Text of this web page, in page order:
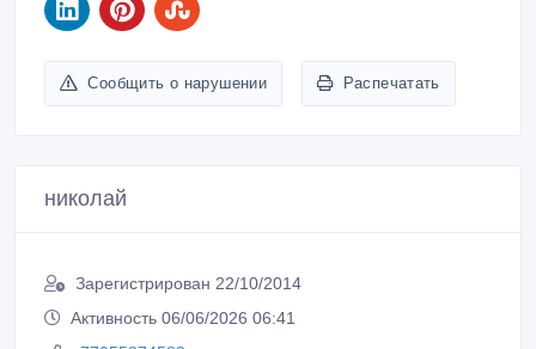
Сообщить о нарушении Распечатать
николай
Зарегистрирован 22/10/2014
Активность 06/06/2026 06:41